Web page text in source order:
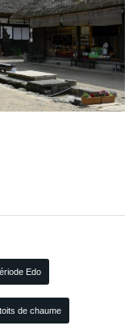
Edo
toits de chaume